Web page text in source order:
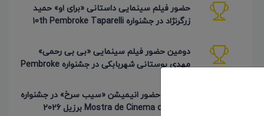
حضور فیلم سینمایی داستانی «برای او» حمید
زرگرنژاد در جشنواره 10th Pembroke Taparelli
دومین حضور فیلم سینمایی «بی بی رحمی»
مهدی بوستانی شهربابکی در جشنواره Pembroke
20 امین حضور انیمیشن «سیب سرخ» در جشنواره
Mostra de Cinema de Fama برزیل 2026